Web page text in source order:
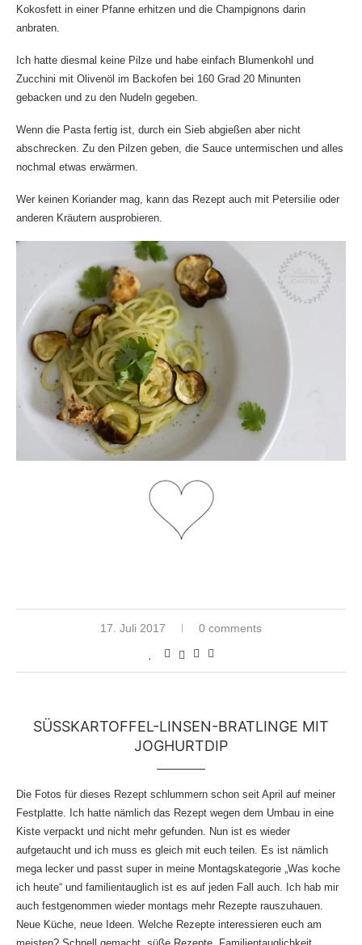
Kokosfett in einer Pfanne erhitzen und die Champignons darin
anbraten.
Ich hatte diesmal keine Pilze und habe einfach Blumenkohl und
Zucchini mit Olivenöl im Backofen bei 160 Grad 20 Minunten
gebacken und zu den Nudeln gegeben.
Wenn die Pasta fertig ist, durch ein Sieb abgießen aber nicht
abschrecken. Zu den Pilzen geben, die Sauce untermischen und alles
nochmal etwas erwärmen.
Wer keinen Koriander mag, kann das Rezept auch mit Petersilie oder
anderen Kräutern ausprobieren.
17. Juli 2017 0 comments
SÜSSKARTOFFEL-LINSEN-BRATLINGE MIT J
OGHURTDIP
Die Fotos für dieses Rezept schlummern schon seit April auf meiner
Festplatte. Ich hatte nämlich das Rezept wegen dem Umbau in eine
Kiste verpackt und nicht mehr gefunden. Nun ist es wieder
aufgetaucht und ich muss es gleich mit euch teilen. Es ist nämlich
mega lecker und passt super in meine Montagskategorie „Was koche
ich heute“ und familientauglich ist es auf jeden Fall auch. Ich hab mir
auch festgenommen wieder montags mehr Rezepte rauszuhauen.
Neue Küche, neue Ideen. Welche Rezepte interessieren euch am